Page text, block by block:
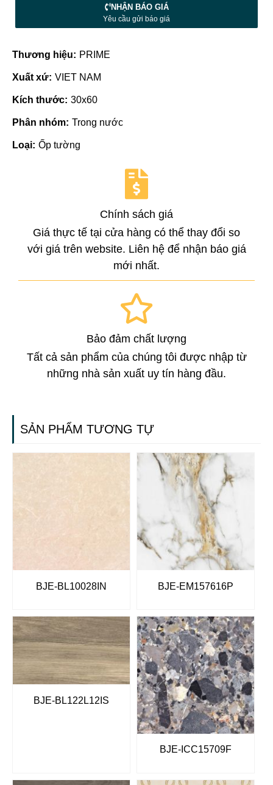
NHẬN BÁO GIÁ
Yêu cầu gửi báo giá
Thương hiệu: PRIME
Xuất xứ: VIET NAM
Kích thước: 30x60
Phân nhóm: Trong nước
Loại: Ốp tường
Chính sách giá
Giá thực tế tại cửa hàng có thể thay đổi so
với giá trên website. Liên hệ để nhận báo giá
mới nhất.
Bảo đảm chất lượng
Tất cả sản phẩm của chúng tôi được nhập từ
những nhà sản xuất uy tín hàng đầu.
SẢN PHẨM TƯƠNG TỰ
BJE-BL10028IN BJE-EM157616P
BJE-BL122L12IS
BJE-ICC15709F